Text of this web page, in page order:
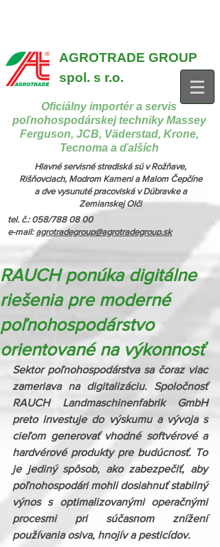
AGROTRADE GROUP
spol. s r.o.
Oficiálny importér a servis
poľnohospodárskej techniky Massey
Ferguson, JCB, Väderstad, Krone,
Tecnoma a ďalších
Hlavné servisné strediská sú v Rožňave,
Rišňovciach, Modrom Kameni a Malom Čepčíne
a dve vysunuté pracoviská v Dúbravke a
Zemianskej Olči
tel. č.: 058/788 08 00
e-mail: agrotradegroup@agrotradegroup.sk
RAUCH ponúka digitálne
riešenia pre moderné
poľnohospodárstvo
orientované na výkonnosť
Sektor poľnohospodárstva sa čoraz viac
zameriava na digitalizáciu. Spoločnosť
RAUCH Landmaschinenfabrik GmbH
preto investuje do výskumu a vývoja s
cieľom generovať vhodné softvérové ​​a
hardvérové ​​produkty pre budúcnosť. To
je jediný spôsob, ako zabezpečiť, aby
poľnohospodári mohli dosiahnuť stabilný
výnos s optimalizovanými operačnými
procesmi pri súčasnom znížení
používania osiva, hnojív a pesticídov.